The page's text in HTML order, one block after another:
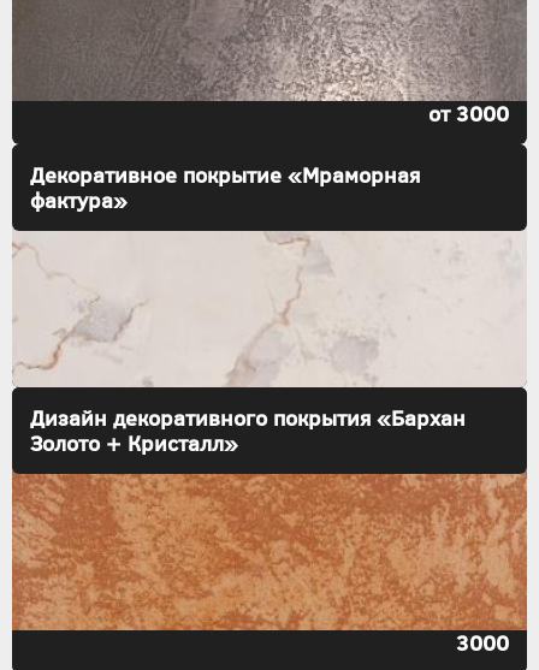
от 3000
Декоративное покрытие «Мраморная
фактура»
Дизайн декоративного покрытия «Бархан
Золото + Кристалл»
3000